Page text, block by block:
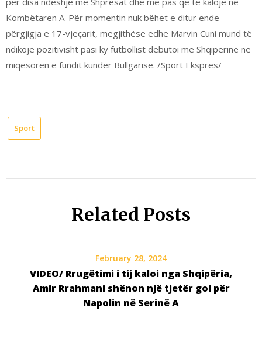
Kombëtaren A. Për momentin nuk bëhet e ditur ende
përgjigja e 17-vjeçarit, megjithëse edhe Marvin Cuni mund të
ndikojë pozitivisht pasi ky futbollist debutoi me Shqipërinë në
miqësoren e fundit kundër Bullgarisë. /Sport Ekspres/
Sport
Related Posts
February 28, 2024
VIDEO/ Rrugëtimi i tij kaloi nga Shqipëria,
Amir Rrahmani shënon një tjetër gol për
Napolin në Serinë A